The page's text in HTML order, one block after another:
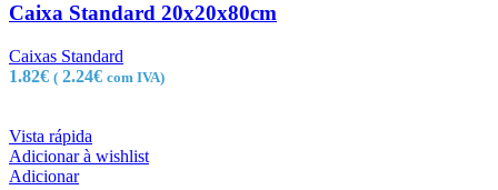
Caixa Standard 20x20x80cm
Caixas Standard
1.82€ ( 2.24€ com IVA)
Vista rápida
Adicionar à wishlist
Adicionar